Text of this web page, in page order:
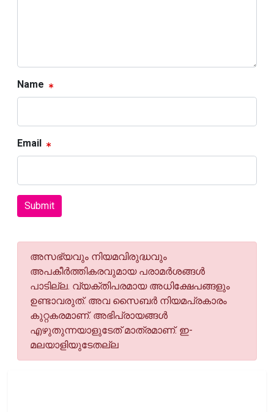
Name
Email
Submit
അസഭ്യവും നിയമവിരുദ്ധവും
അപകീര്‍ത്തികരവുമായ പരാമര്‍ശങ്ങള്‍
പാടില്ല. വ്യക്തിപരമായ അധിക്ഷേപങ്ങളും
ഉണ്ടാവരുത്. അവ സൈബര്‍ നിയമപ്രകാരം
കുറ്റകരമാണ്. അഭിപ്രായങ്ങള്‍
എഴുതുന്നയാളുടേത് മാത്രമാണ്. ഇ-
മലയാളിയുടേതല്ല